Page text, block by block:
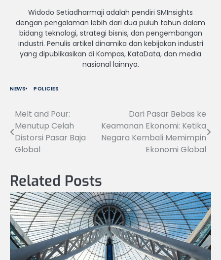
Widodo Setiadharmaji adalah pendiri SMInsights
dengan pengalaman lebih dari dua puluh tahun dalam
bidang teknologi, strategi bisnis, dan pengembangan
industri. Penulis artikel dinamika dan kebijakan industri
yang dipublikasikan di Kompas, KataData, dan media
nasional lainnya.
NEWS POLICIES
Navigasi
pos
Melt and Pour:
Menutup Celah
Distorsi Pasar Baja
Global
Dari Pasar Bebas ke
Keamanan Ekonomi: Ketika
Negara Kembali Memimpin
Ekonomi Global
Related Posts